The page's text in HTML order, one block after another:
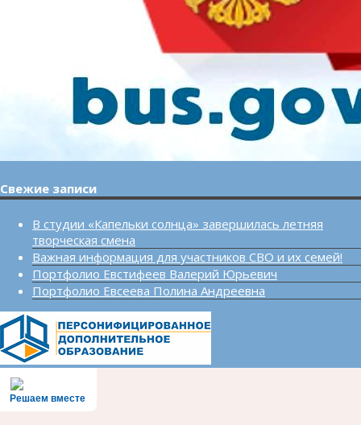
Свежие записи
В студии «Капельки солнца» завершилась летняя
творческая смена
Важная информация для участников СВО и их семей!
Портфолио Евстифеев Валерий Юрьевич
Портфолио Евсеева Полина Андреевна
Решаем вместе